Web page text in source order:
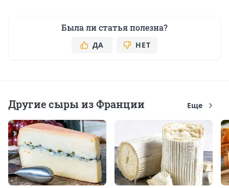
Была ли статья полезна?
ДА НЕТ
Другие сыры из Франции Еще